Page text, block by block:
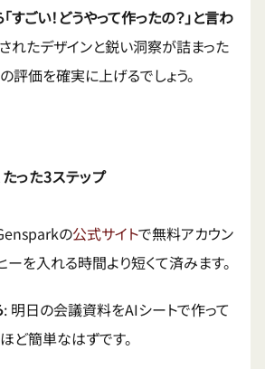
すごい！どうやって作ったの？」と言わ
れたデザインと鋭い洞察が詰まった
評価を確実に上げるでしょう。
った3ステップ
の公式サイトで無料アカウン
ーを入れる時間より短くて済みます。
: 明日の会議資料をAIシートで作って
ほど簡単なはずです。